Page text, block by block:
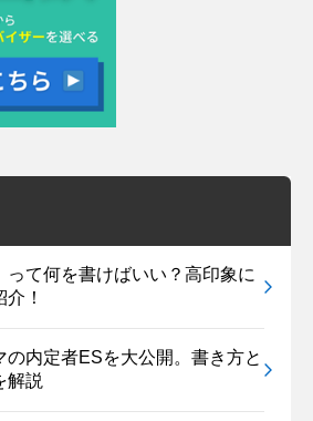
って何を書けばいい？高印象に
！
の内定者ESを大公開。書き方と
解説